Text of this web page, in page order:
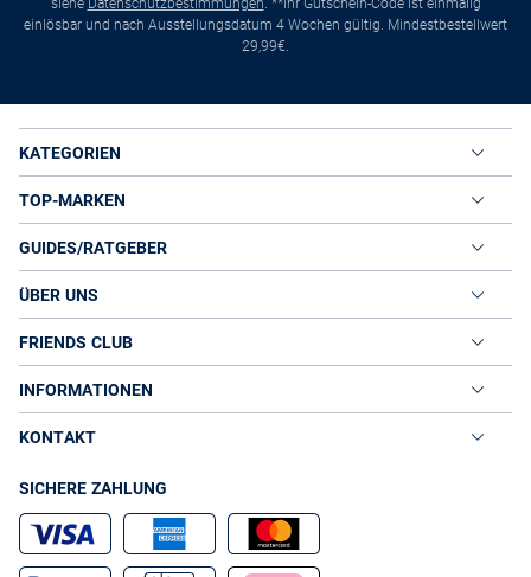
siehe Datenschutzbestimmungen. **Ihr Gutschein-Code ist einmalig
einlösbar und nach Ausstellungsdatum 4 Wochen gültig. Mindestbestellwert
29,99€.
KATEGORIEN
TOP-MARKEN
GUIDES/RATGEBER
ÜBER UNS
FRIENDS CLUB
INFORMATIONEN
KONTAKT
SICHERE ZAHLUNG